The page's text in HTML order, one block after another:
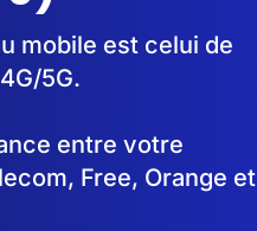
mobile est celui de
5G.
entre votre
Free, Orange et